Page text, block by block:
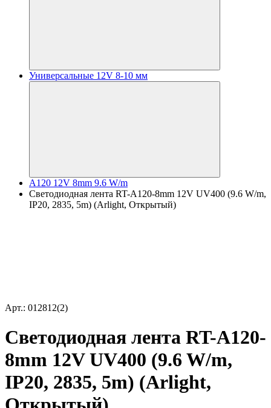
Универсальные 12V 8-10 мм
A120 12V 8mm 9.6 W/m
Светодиодная лента RT-A120-8mm 12V UV400 (9.6 W/m,
IP20, 2835, 5m) (Arlight, Открытый)
Арт.: 012812(2)
Светодиодная лента RT-A120-
8mm 12V UV400 (9.6 W/m,
IP20, 2835, 5m) (Arlight,